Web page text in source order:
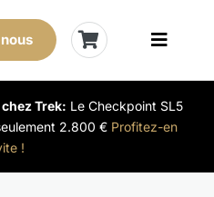
Toggle
Trek: Le Checkpoint SL5
2.800 € Profitez-en
!